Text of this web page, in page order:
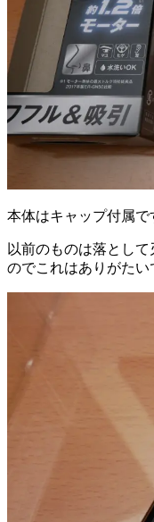
本体はキャップ付属で
以前のものは落とし
のでこれはありがたい